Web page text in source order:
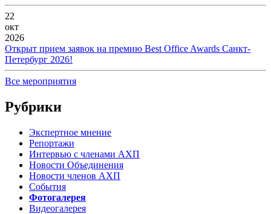
22
окт
2026
Открыт прием заявок на премию Best Office Awards Санкт-
Петербург 2026!
Все мероприятия
Рубрики
Экспертное мнение
Репортажи
Интервью с членами АХП
Новости Объединения
Новости членов АХП
События
Фотогалерея
Видеогалерея